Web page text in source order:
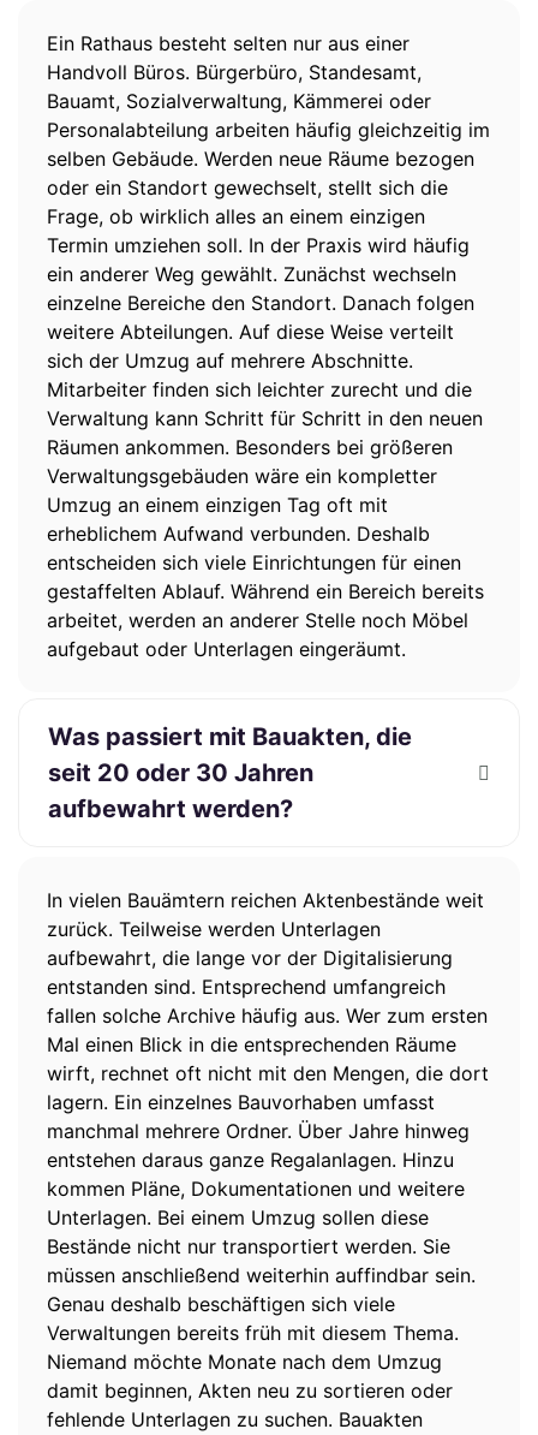
Ein Rathaus besteht selten nur aus einer
Handvoll Büros. Bürgerbüro, Standesamt,
Bauamt, Sozialverwaltung, Kämmerei oder
Personalabteilung arbeiten häufig gleichzeitig im
selben Gebäude. Werden neue Räume bezogen
oder ein Standort gewechselt, stellt sich die
Frage, ob wirklich alles an einem einzigen
Termin umziehen soll. In der Praxis wird häufig
ein anderer Weg gewählt. Zunächst wechseln
einzelne Bereiche den Standort. Danach folgen
weitere Abteilungen. Auf diese Weise verteilt
sich der Umzug auf mehrere Abschnitte.
Mitarbeiter finden sich leichter zurecht und die
Verwaltung kann Schritt für Schritt in den neuen
Räumen ankommen. Besonders bei größeren
Verwaltungsgebäuden wäre ein kompletter
Umzug an einem einzigen Tag oft mit
erheblichem Aufwand verbunden. Deshalb
entscheiden sich viele Einrichtungen für einen
gestaffelten Ablauf. Während ein Bereich bereits
arbeitet, werden an anderer Stelle noch Möbel
aufgebaut oder Unterlagen eingeräumt.
Was passiert mit Bauakten, die
seit 20 oder 30 Jahren
aufbewahrt werden?
In vielen Bauämtern reichen Aktenbestände weit
zurück. Teilweise werden Unterlagen
aufbewahrt, die lange vor der Digitalisierung
entstanden sind. Entsprechend umfangreich
fallen solche Archive häufig aus. Wer zum ersten
Mal einen Blick in die entsprechenden Räume
wirft, rechnet oft nicht mit den Mengen, die dort
lagern. Ein einzelnes Bauvorhaben umfasst
manchmal mehrere Ordner. Über Jahre hinweg
entstehen daraus ganze Regalanlagen. Hinzu
kommen Pläne, Dokumentationen und weitere
Unterlagen. Bei einem Umzug sollen diese
Bestände nicht nur transportiert werden. Sie
müssen anschließend weiterhin auffindbar sein.
Genau deshalb beschäftigen sich viele
Verwaltungen bereits früh mit diesem Thema.
Niemand möchte Monate nach dem Umzug
damit beginnen, Akten neu zu sortieren oder
fehlende Unterlagen zu suchen. Bauakten